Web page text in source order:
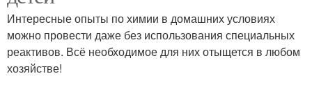
Интересные опыты по химии в домашних условиях
можно провести даже без использования специальных
реактивов. Всё необходимое для них отыщется в любом
хозяйстве!